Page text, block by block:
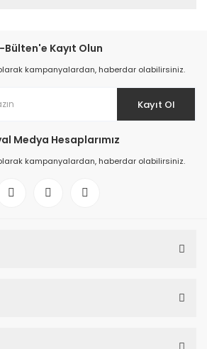
Bülten'e Kayıt Olun
kampanyalardan, haberdar olabilirsiniz.
Kayıt Ol
Medya Hesaplarımız
kampanyalardan, haberdar olabilirsiniz.